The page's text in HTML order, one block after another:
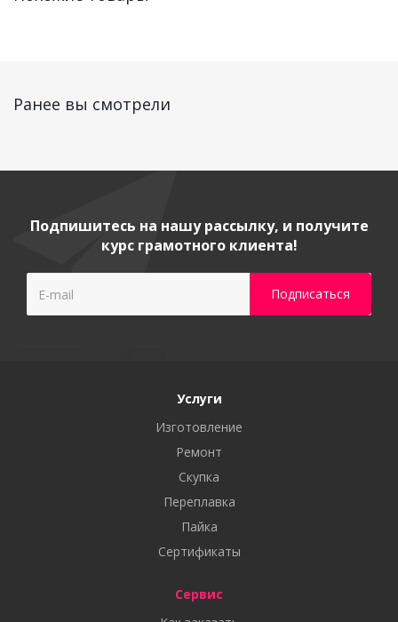
Ранее вы смотрели
Подпишитесь на нашу рассылку, и получите
курс грамотного клиента!
Услуги
Изготовление
Ремонт
Скупка
Переплавка
Пайка
Сертификаты
Сервис